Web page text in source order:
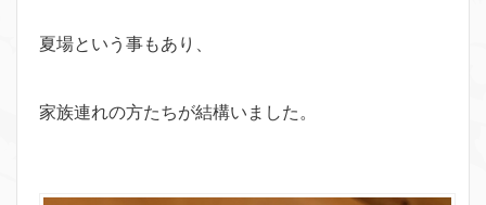
夏場という事もあり、
家族連れの方たちが結構いました。